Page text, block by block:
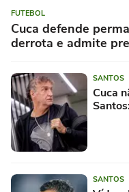
FUTEBOL
Cuca defende
derrota e admite
SANTOS
Cuca
SANTOS